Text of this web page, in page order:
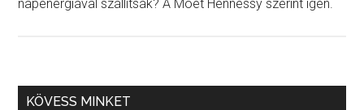
napenergiával szállítsák? A Moët Hennessy szerint igen.
KÖVESS MINKET